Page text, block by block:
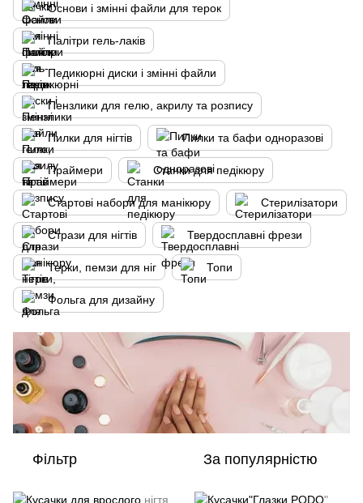
Основи і змінні файли для терок
Палітри гель-лаків
Педикюрні диски і змінні файли
Пензлики для гелю, акрилу та розпису
Пилки для нігтів Пилки та бафи одноразові
Праймери Станки для педікюру
Стартові набори для манікюру Стерилізатори
Стрази для нігтів Твердосплавні фрези
Терки, пемзи для ніг Топи
Фольга для дизайну
Фільтр За популярністю